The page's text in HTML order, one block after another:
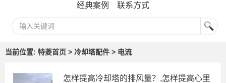
经典案例
联系方式
当前位置: 特菱首页 > 冷却塔配件 > 电流
怎样提高冷却塔的排风量？,怎样提高心里